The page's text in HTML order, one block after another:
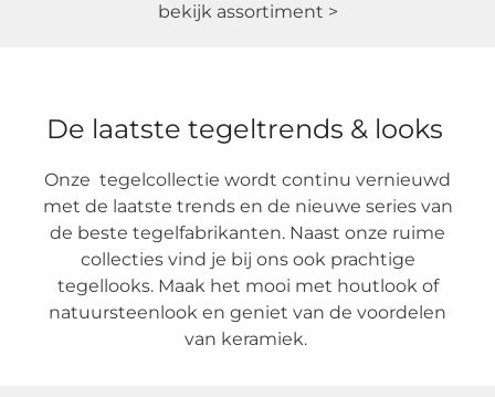
bekijk assortiment >
De laatste tegeltrends & looks
Onze tegelcollectie wordt continu vernieuwd
met de laatste trends en de nieuwe series van
de beste tegelfabrikanten. Naast onze ruime
collecties vind je bij ons ook prachtige
tegellooks. Maak het mooi met houtlook of
natuursteenlook en geniet van de voordelen
van keramiek.